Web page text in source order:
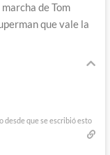
de Tom
que vale la
desde que se escribió esto